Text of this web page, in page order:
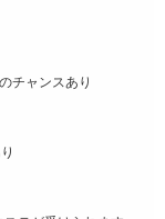
チャンスあり